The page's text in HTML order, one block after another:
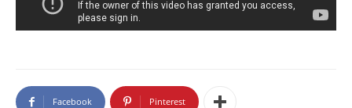
Facebook Pinterest